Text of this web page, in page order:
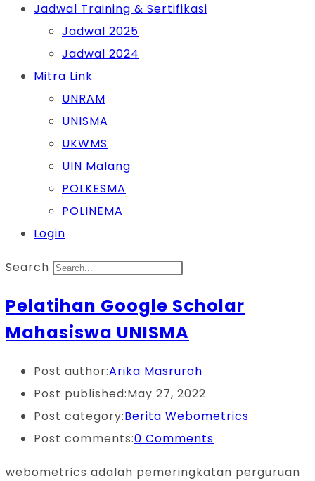
Jadwal Training & Sertifikasi
Jadwal 2025
Jadwal 2024
Mitra Link
UNRAM
UNISMA
UKWMS
UIN Malang
POLKESMA
POLINEMA
Login
Search
Pelatihan Google Scholar
Mahasiswa UNISMA
Post author:Arika Masruroh
Post published:May 27, 2022
Post category:Berita Webometrics
Post comments:0 Comments
webometrics adalah pemeringkatan perguruan